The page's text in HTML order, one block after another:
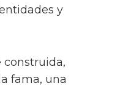
y
construida,
fama, una